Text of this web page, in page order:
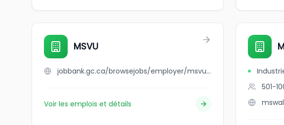
MSVU
jobbank.gc.ca/browsejobs/employer/msvu/ca
Voir les emplois et détails
501-